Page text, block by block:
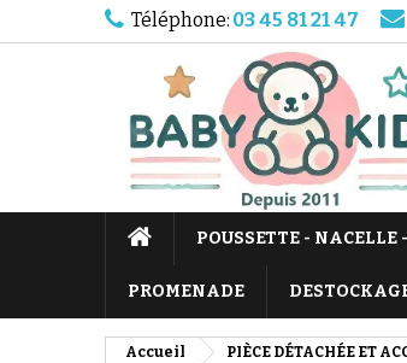
Téléphone: 03 45 81 21 47
POUSSETTE - NACELLE
PROMENADE
Accueil PIÈCE DÉTACHÉE ET